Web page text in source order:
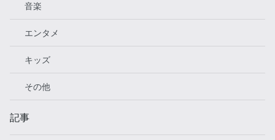
音楽
エンタメ
キッズ
その他
記事